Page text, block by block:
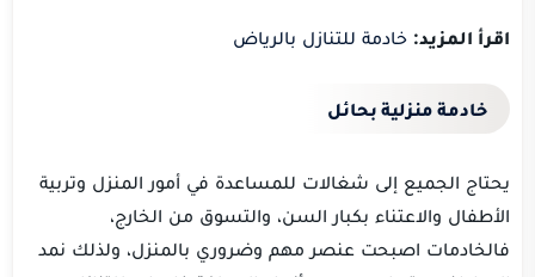
اقرأ المزيد: خادمة للتنازل بالرياض
خادمة منزلية بحائل
يحتاج الجميع إلى شغالات للمساعدة في أمور المنزل وتربية
الأطفال والاعتناء بكبار السن، والتسوق من الخارج،
فالخادمات اصبحت عنصر مهم وضروري بالمنزل، ولذلك نمد